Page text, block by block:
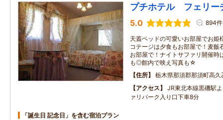
プチホテル フェリー
5.0 894件
天蓋ベッドの可愛いお部屋でお
コテージは夕食もお部屋で！麦飯
お部屋で！ナイトサファリ開催
も◎館内で映え写真も☆
住所
栃木県那須郡那須町高
アクセス
JR東北本線黒磯駅
ァリパーク入り口下車8分
「誕生日 記念日」を含む宿泊プラン